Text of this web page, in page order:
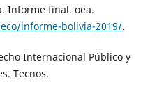
Informe final. oea.
informe-bolivia-2019/.
Internacional Público y
Tecnos.